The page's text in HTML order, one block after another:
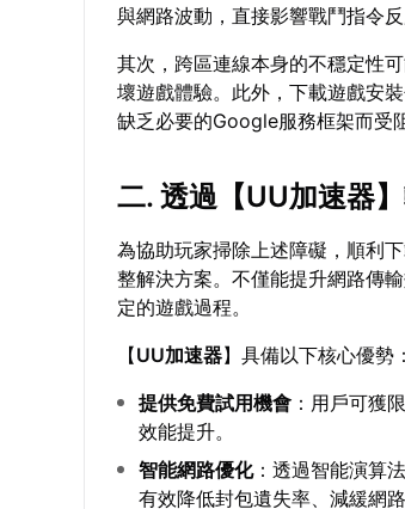
與網路波動，直接影響戰鬥指令反
其次，跨區連線本身的不穩定性
壞遊戲體驗。此外，下載遊戲安
缺乏必要的Google服務框架而受
二. 透過【UU加速器
為協助玩家掃除上述障礙，順利
整解決方案。不僅能提升網路傳
定的遊戲過程。
【UU加速器】具備以下核心優勢：
提供免費試用機會 ：用戶可獲
效能提升。
智能網路優化：透過智能演算
有效降低封包遺失率、減緩網